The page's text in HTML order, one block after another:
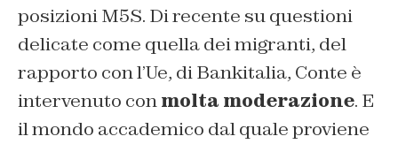
posizioni M5S. Di recente su questioni
delicate come quella dei migranti, del
rapporto con l’Ue, di Bankitalia, Conte è
intervenuto conmolta moderazione. E
il mondo accademico dal quale proviene